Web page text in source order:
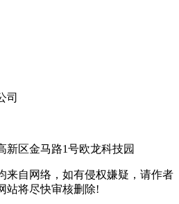
司
新区金马路1号欧龙科技园
来自网络，如有侵权嫌疑，请作者
站将尽快审核删除!